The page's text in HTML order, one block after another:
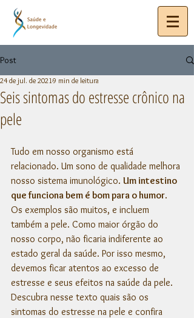
Post
Seis sintomas do estresse crônico na
pele
24 de jul. de 20219 min de leitura
Tudo em nosso organismo está
relacionado. Um sono de qualidade melhora
nosso sistema imunológico. Um intestino
que funciona bem é bom para o humor.
Os exemplos são muitos, e incluem
também a pele. Como maior órgão do
nosso corpo, não ficaria indiferente ao
estado geral da saúde. Por isso mesmo,
devemos ficar atentos ao excesso de
estresse e seus efeitos na saúde da pele.
Descubra nesse texto quais são os
sintomas do estresse na pele e confira